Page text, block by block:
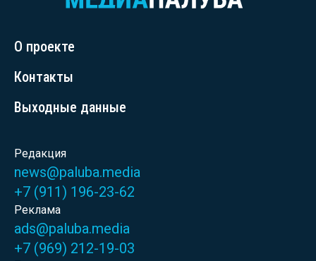
О проекте
Контакты
Выходные данные
Редакция
news@paluba.media
+7 (911) 196-23-62
Реклама
ads@paluba.media
+7 (969) 212-19-03